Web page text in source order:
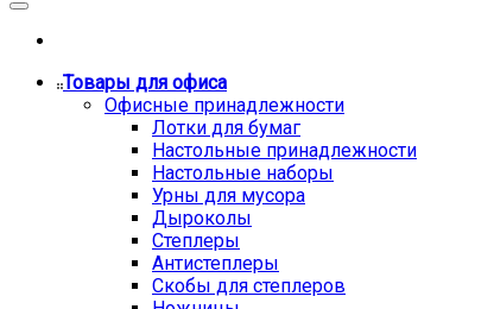
Товары для офиса
Офисные принадлежности
Лотки для бумаг
Настольные принадлежности
Настольные наборы
Урны для мусора
Дыроколы
Степлеры
Антистеплеры
Скобы для степлеров